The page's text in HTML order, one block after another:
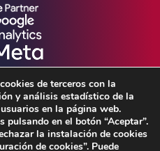
de terceros con la
y análisis estadístico de la
en la página web.
pulsando en el botón “Aceptar”.
la instalación de cookies
de cookies”. Puede